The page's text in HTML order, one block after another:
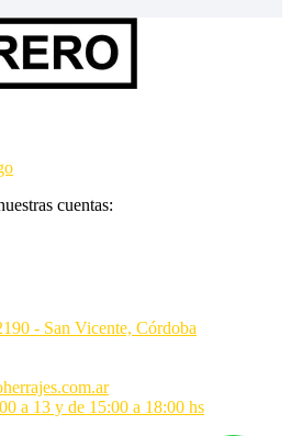
cuentas:
- San Vicente, Córdoba
a 13 y de 15:00 a 18:00 hs